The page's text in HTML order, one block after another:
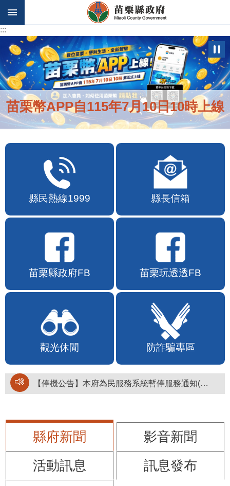
跳到主要內容區塊
:::
苗栗幣APP自115年7月10日10時上線
縣民熱線1999 縣長信箱
苗栗縣政府FB 苗栗玩透透FB
觀光休閒 防詐騙專區
【停機公告】本府為民服務系統暫停服務通知(停止服務時間：115年8月6日17時至19時)
縣府新聞
影音新聞
活動訊息
訊息發布